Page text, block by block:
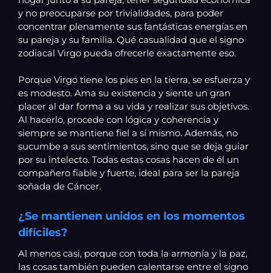
y no preocuparse por trivialidades, para poder
concentrar plenamente sus fantásticas energías en
su pareja y su familia. Qué casualidad que el signo
zodiacal Virgo pueda ofrecerle exactamente eso.
Porque Virgo tiene los pies en la tierra, se esfuerza y
es modesto. Ama su existencia y siente un gran
placer al dar forma a su vida y realizar sus objetivos.
Al hacerlo, procede con lógica y coherencia y
siempre se mantiene fiel a sí mismo. Además, no
sucumbe a sus sentimientos, sino que se deja guiar
por su intelecto. Todas estas cosas hacen de él un
compañero fiable y fuerte, ideal para ser la pareja
soñada de Cáncer.
¿Se mantienen unidos en los momentos
difíciles?
Al menos casi, porque con toda la armonía y la paz,
las cosas también pueden calentarse entre el signo